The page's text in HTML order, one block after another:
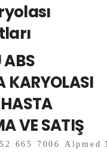
KARYOLASI
VE SATIŞ
665 7006